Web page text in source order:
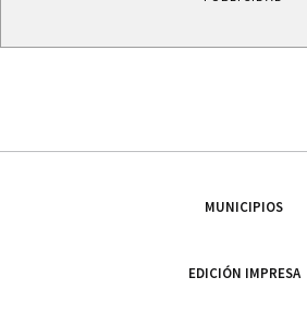
MUNICIPIOS
EDICIÓN IMPRESA